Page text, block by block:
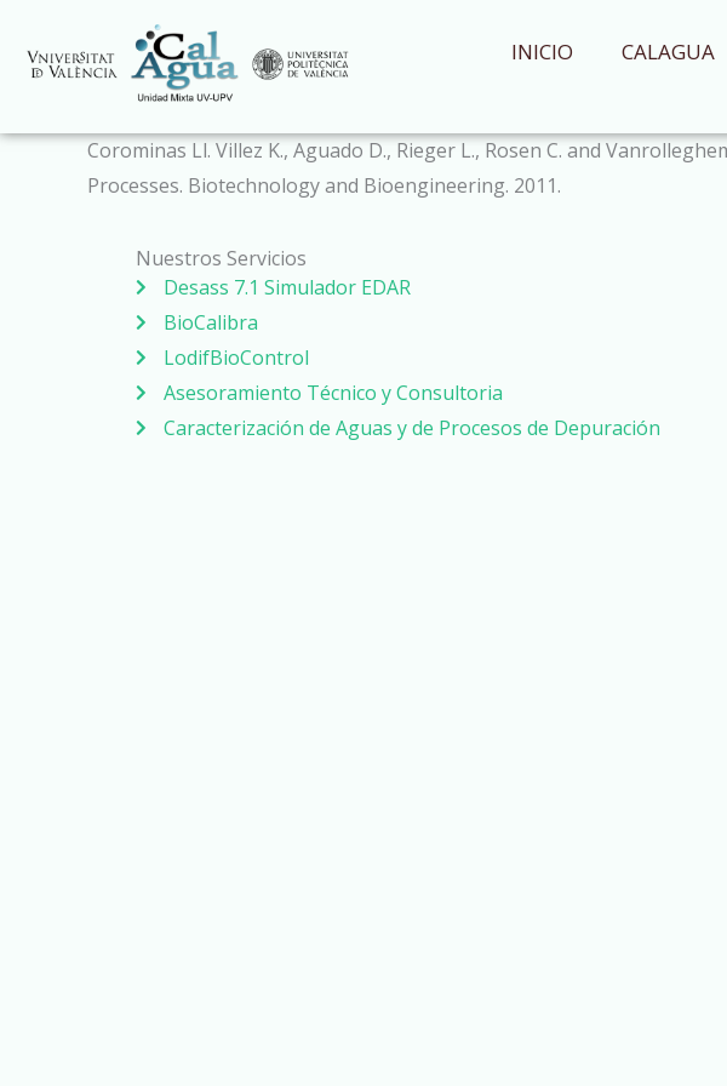
contenido
INICIO CALAGUA
Corominas Ll. Villez K., Aguado D., Rieger L., Rosen C. and
Processes. Biotechnology and Bioengineering. 2011.
Nuestros Servicios
Desass 7.1 Simulador EDAR
BioCalibra
LodifBioControl
Asesoramiento Técnico y Consultoria
Caracterización de Aguas y de Procesos de Depuración